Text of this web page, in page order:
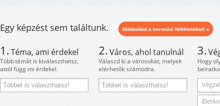
Egy képzést sem találtunk. Módosítsd a keresési feltételeket! »
1.Téma, ami érdekel
Több témát is kiválaszthatsz,
attól függ mi érdekel.
2.Város, ahol tanulnál
Válaszd ki a városokat, melyek
elérhetők számodra.
3.
Hogy